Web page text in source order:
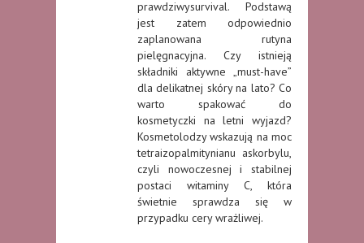
prawdziwysurvival. Podstawą
jest zatem odpowiednio
zaplanowana rutyna
pielęgnacyjna. Czy istnieją
składniki aktywne „must-have”
dla delikatnej skóry na lato? Co
warto spakować do
kosmetyczki na letni wyjazd?
Kosmetolodzy wskazują na moc
tetraizopalmitynianu askorbylu,
czyli nowoczesnej i stabilnej
postaci witaminy C, która
świetnie sprawdza się w
przypadku cery wrażliwej.